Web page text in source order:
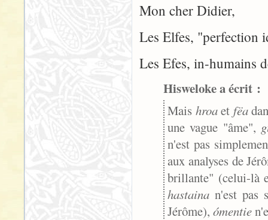
Mon cher Didier,
Les Elfes, "perfection
Les Efes, in-humains
Hisweloke a écrit :
Mais hroaet fëa
une vague "âme",
n'est pas
aux analyses de
brillante" (celui-là
hastaina n'est pas
Jérôme), ómentie